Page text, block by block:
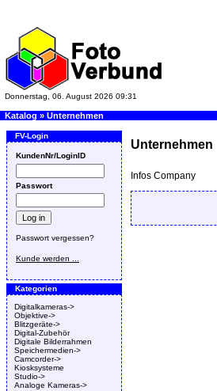
Donnerstag, 06. August 2026 09:31
Katalog » Unternehmen
FV-Login
KundenNr/LoginID
Passwort
Passwort vergessen?
Kunde werden ...
Kategorien
Digitalkameras->
Objektive->
Blitzgeräte->
Digital-Zubehör
Digitale Bilderrahmen
Speichermedien->
Camcorder->
Kiosksysteme
Studio->
Analoge Kameras->
Unternehmen
Infos Company